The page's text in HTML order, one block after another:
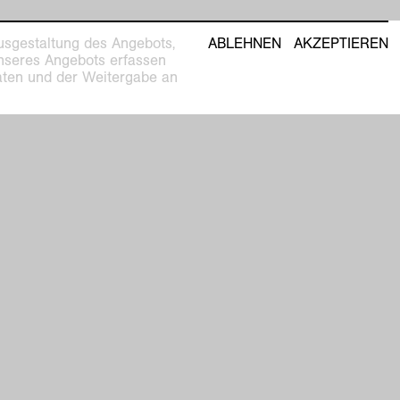
des Angebots,
Angebots erfassen
und der Weitergabe an
ABLEHNEN AKZEPTIEREN